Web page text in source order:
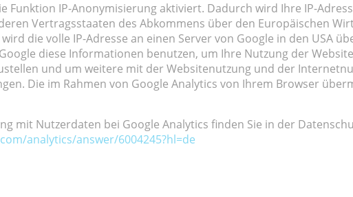
Funktion IP-Anonymisierung aktiviert. Dadurch wird Ihre IP-
Vertragsstaaten des Abkommens über den Europäischen
die volle IP-Adresse an einen Server von Google in den USA
diese Informationen benutzen, um Ihre Nutzung der
und um weitere mit der Websitenutzung und der
Die im Rahmen von Google Analytics von Ihrem Browser
mit Nutzerdaten bei Google Analytics finden Sie in der
analytics/answer/6004245?hl=de